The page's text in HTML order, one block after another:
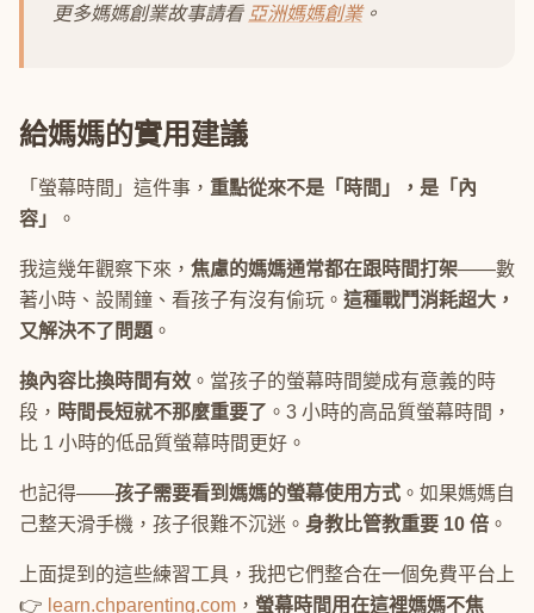
更多媽媽創業故事請看 亞洲媽媽創業。
給媽媽的實用建議
「螢幕時間」這件事， 重點從來不是「時間」，是「內
容」
。
我這幾年觀察下來， 焦慮的媽媽通常都在跟時間打架——數
著小時、設鬧鐘、看孩子有沒有偷玩。 這種戰鬥消耗超大，
又解決不了問題 。
換內容比換時間有效 。當孩子的螢幕時間變成有意義的時
段， 時間長短就不那麼重要了 。3 小時的高品質螢幕時間，
比 1 小時的低品質螢幕時間更好。
也記得——孩子需要看到媽媽的螢幕使用方式 。如果媽媽自
己整天滑手機，孩子很難不沉迷。 身教比管教重要 10 倍 。
上面提到的這些練習工具，我把它們整合在一個免費平台上
👉 learn.chparenting.com ， 螢幕時間用在這裡媽媽不焦